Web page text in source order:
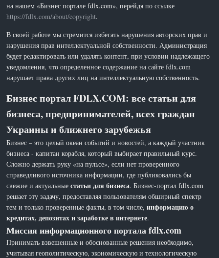
на нашем «Бизнес портале fdlx.com», перейдя по ссылке
https://fdlx.com/about/copyright.
В своей работе мы стремится избегать нарушения авторских прав и
нарушения прав интеллектуальной собственности. Администрация
будет редактировать или удалять контент, при условии надлежащего
уведомления, что определенное содержание на сайте fdlx.com
нарушает права других лиц на интеллектуальную собственность.
Бизнес портал FDLX.COM: все статьи для
бизнеса, предпринимателей, всех граждан
Украины и ближнего зарубежья
Бизнес – это целый океан событий и новостей, а каждый участник
бизнеса - капитан корабля, который выбирает правильный курс.
Сложно держать руку «на пульсе», если нет проверенного
справедливого источника информации, где публиковались бы
свежие и актуальныестатьи для бизнеса. Бизнес-портал fdlx.com
решает эту задачу, предоставляя пользователям обширный спектр
тем и только проверенные факты, в том числе,информацию о
кредитах, депозитах и заработке в интернете.
Миссия информационного портала fdlx.com
Принимать взвешенные и обоснованные решения необходимо,
учитывая геополитическую, экономическую и технологическую